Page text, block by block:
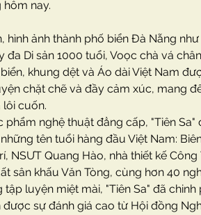
nay.
hình ảnh thành phố biển Đà Nẵng
đa Di sản 1000 tuổi, Voọc chà vá
khung dệt và Áo dài Việt Nam
chặt chẽ và đầy cảm xúc, mang
lôi cuốn.
phẩm nghệ thuật đẳng cấp, "Tiên
tên tuổi hàng đầu Việt Nam:
NSƯT Quang Hào, nhà thiết kế Công
sân khấu Văn Tòng, cùng hơn 40
tập luyện miệt mài, "Tiên Sa" đã
sự đánh giá cao từ Hội đồng